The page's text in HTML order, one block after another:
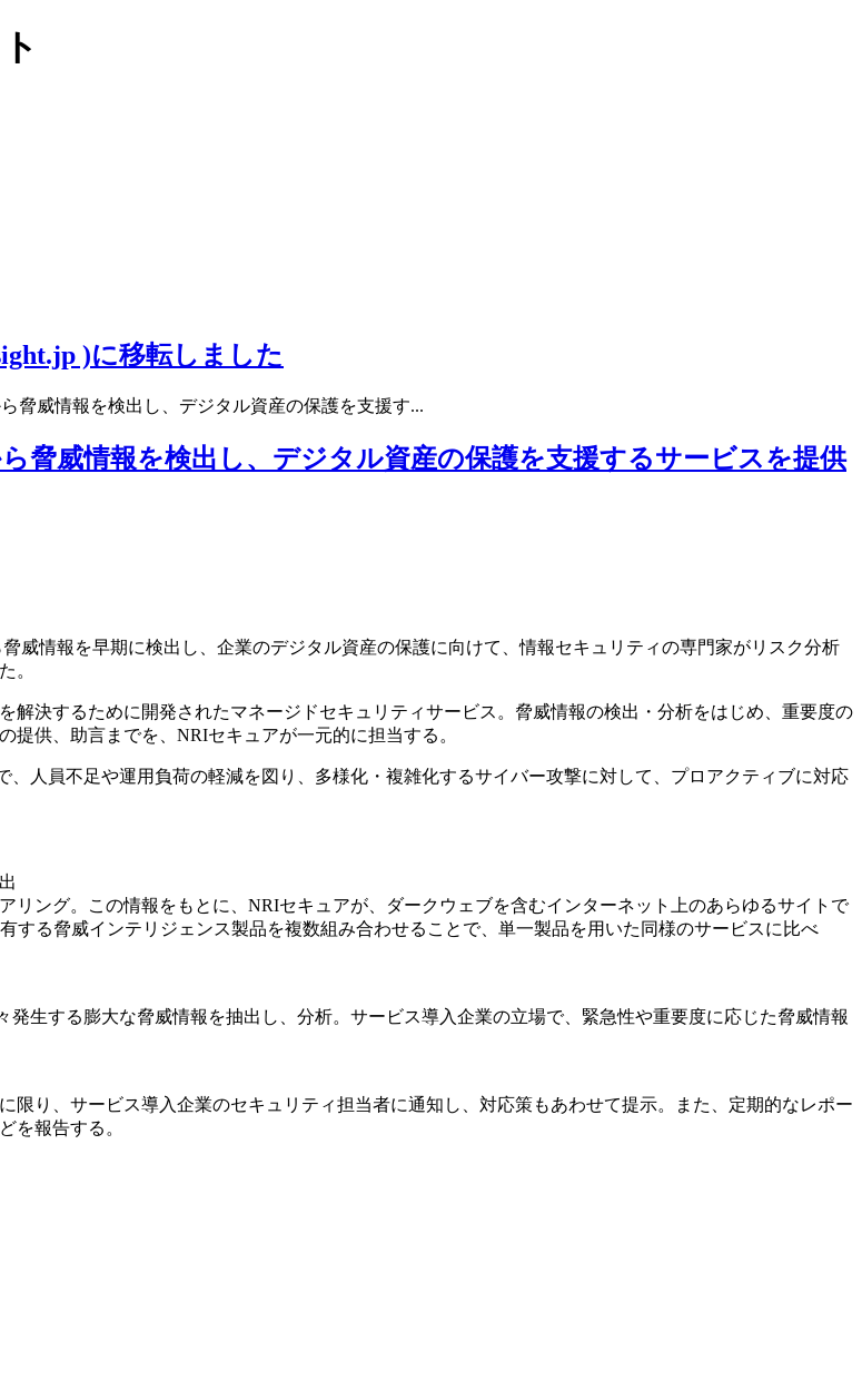
)に移転しました
脅威情報を検出し、デジタル資産の保護を支援す...
脅威情報を検出し、デジタル資産の保護を支援するサービスを提供
威情報を早期に検出し、企業のデジタル資産の保護に向けて、情報セキュリティの専門家がリスク分析
。
決するために開発されたマネージドセキュリティサービス。脅威情報の検出・分析をはじめ、重要度の
供、助言までを、NRIセキュアが一元的に担当する。
人員不足や運用負荷の軽減を図り、多様化・複雑化するサイバー攻撃に対して、プロアクティブに対応
ング。この情報をもとに、NRIセキュアが、ダークウェブを含むインターネット上のあらゆるサイトで
る脅威インテリジェンス製品を複数組み合わせることで、単一製品を用いた同様のサービスに比べ
生する膨大な脅威情報を抽出し、分析。サービス導入企業の立場で、緊急性や重要度に応じた脅威情報
り、サービス導入企業のセキュリティ担当者に通知し、対応策もあわせて提示。また、定期的なレポー
を報告する。